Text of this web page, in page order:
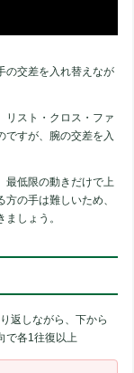
の交差を入れ替えなが
リスト・クロス・ファ
ですが、腕の交差を入
最低限の動きだけで上
の手は難しいため、
しょう。
返しながら、下から
で各1往復以上